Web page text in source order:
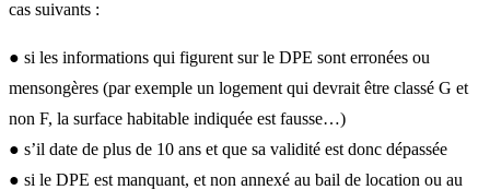
cas suivants :
● si les informations qui figurent sur le DPE sont erronées ou
mensongères (par exemple un logement qui devrait être classé G et
non F, la surface habitable indiquée est fausse…)
● s’il date de plus de 10 ans et que sa validité est donc dépassée
● si le DPE est manquant, et non annexé au bail de location ou au